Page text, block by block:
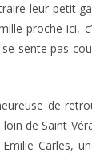
leur petit
proche ici,
sente pas
de
de Saint
Carles,